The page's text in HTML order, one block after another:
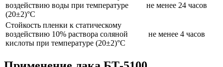
воздействию воды при температуре
(20±2)°C
не менее 24 часов
Стойкость пленки к статическому
воздействию 10% раствора соляной
кислоты при температуре (20±2)°C
не менее 4 часов